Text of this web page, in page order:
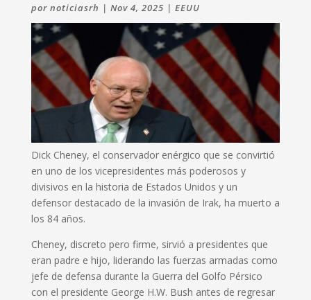
por noticiasrh | Nov 4, 2025 | EEUU
Dick Cheney, el conservador enérgico que se convirtió
en uno de los vicepresidentes más poderosos y
divisivos en la historia de Estados Unidos y un
defensor destacado de la invasión de Irak, ha muerto a
los 84 años.
Cheney, discreto pero firme, sirvió a presidentes que
eran padre e hijo, liderando las fuerzas armadas como
jefe de defensa durante la Guerra del Golfo Pérsico
con el presidente George H.W. Bush antes de regresar